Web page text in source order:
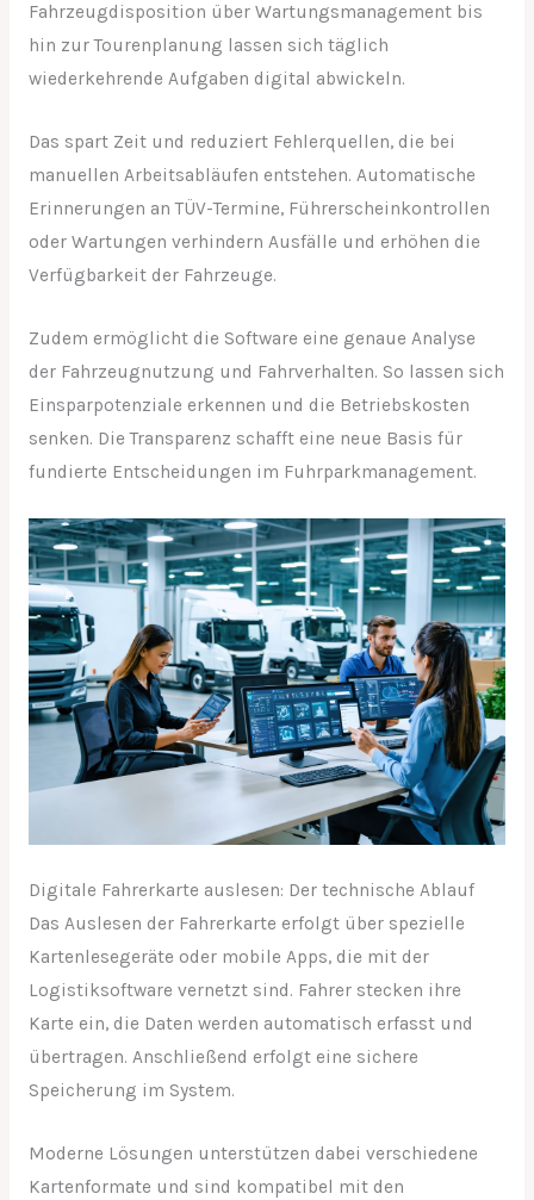
Fahrzeugdisposition über Wartungsmanagement bis
hin zur Tourenplanung lassen sich täglich
wiederkehrende Aufgaben digital abwickeln.
Das spart Zeit und reduziert Fehlerquellen, die bei
manuellen Arbeitsabläufen entstehen. Automatische
Erinnerungen an TÜV-Termine, Führerscheinkontrollen
oder Wartungen verhindern Ausfälle und erhöhen die
Verfügbarkeit der Fahrzeuge.
Zudem ermöglicht die Software eine genaue Analyse
der Fahrzeugnutzung und Fahrverhalten. So lassen sich
Einsparpotenziale erkennen und die Betriebskosten
senken. Die Transparenz schafft eine neue Basis für
fundierte Entscheidungen im Fuhrparkmanagement.
Digitale Fahrerkarte auslesen: Der technische Ablauf
Das Auslesen der Fahrerkarte erfolgt über spezielle
Kartenlesegeräte oder mobile Apps, die mit der
Logistiksoftware vernetzt sind. Fahrer stecken ihre
Karte ein, die Daten werden automatisch erfasst und
übertragen. Anschließend erfolgt eine sichere
Speicherung im System.
Moderne Lösungen unterstützen dabei verschiedene
Kartenformate und sind kompatibel mit den